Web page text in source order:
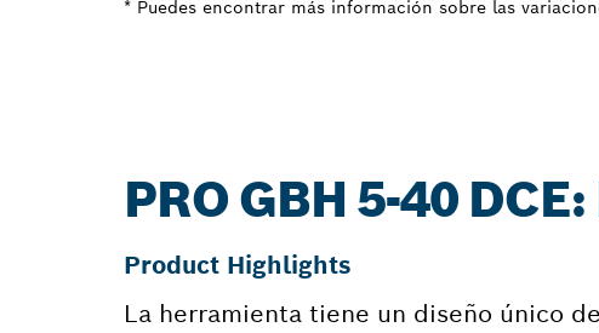
* Puedes encontrar más información sobre las
PRO GBH 5-40
Product Highlights
La herramienta tiene un diseño único